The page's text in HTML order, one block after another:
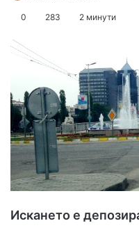
0 283 2 минути
Искането е